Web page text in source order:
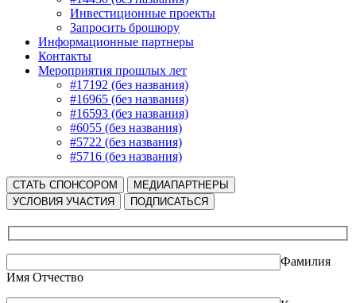
Инвестиционные проекты
Запросить брошюру
Информационные партнеры
Контакты
Мероприятия прошлых лет
#17192 (без названия)
#16965 (без названия)
#16593 (без названия)
#6055 (без названия)
#5722 (без названия)
#5716 (без названия)
СТАТЬ СПОНСОРОМ
МЕДИАПАРТНЕРЫ
УСЛОВИЯ УЧАСТИЯ
ПОДПИСАТЬСЯ
Фамилия
Имя Отчество